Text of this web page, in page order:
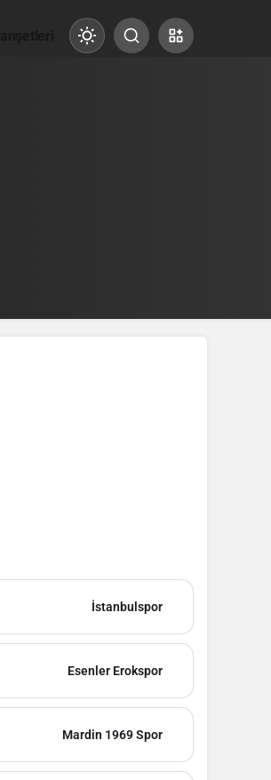
Mod
İstanbulspor
Esenler Erokspor
Mardin 1969 Spor